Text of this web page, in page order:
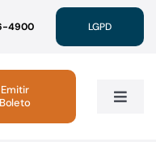
4900 LGPD
Toggle
Emitir
Boleto